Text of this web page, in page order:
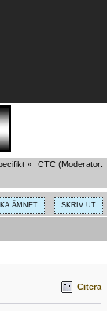
» CTC(Moderator:
ÄMNET SKRIV UT
Citera